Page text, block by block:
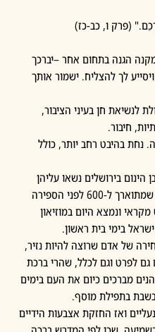
(פרק ו, כב-כז)
הגנה בתחום אחר –יברכך
לך להצליח. ישמור אותך
לנשיאת חן בעיני הציבור,
חיבור.
נחת בהיבט רחב יותר, כולל
בירושלים נשאו עליהן
פסוקי ברכות של ברכת כהנים. ממצא שמתוארך ל-600 לפני הספירה
ונמצא היום במוזיאון
בימי בית ראשון.
של אדם שרוצה להיות נזיר,
לפרט וגם לכלל, שהרי ברכת
מברכים כיום את העם בימים
בתפילת מוסף.
ואז החזקת אצבעות הידיים